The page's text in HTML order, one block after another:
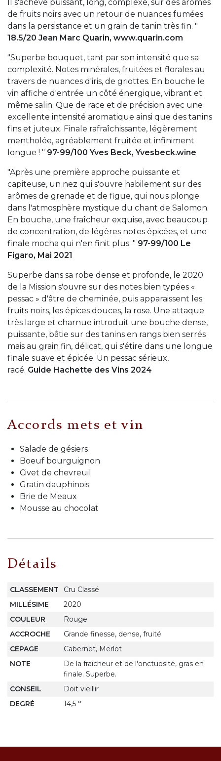
Il s'achève puissant, long, complexe, sur des arômes
de fruits noirs avec un retour de nuances fumées
dans la persistance et un grain de tanin très fin. "
18.5/20 Jean Marc Quarin, www.quarin.com
"Superbe bouquet, tant par son intensité que sa
complexité. Notes minérales, fruitées et florales au
travers de nuances d'iris, de griottes. En bouche le
vin affiche d'entrée un côté énergique, vibrant et
même salin. Que de race et de précision avec une
excellente intensité aromatique ainsi que des tanins
fins et juteux. Finale rafraîchissante, légèrement
mentholée, agréablement fruitée et infiniment
longue ! " 97-99/100 Yves Beck, Yvesbeck.wine
"Après une première approche puissante et
capiteuse, un nez qui s'ouvre habilement sur des
arômes de grenade et de figue, qui nous plonge
dans l'atmosphère mystique du chant de Salomon.
En bouche, une fraîcheur exquise, avec beaucoup
de concentration, de légères notes épicées, et une
finale mocha qui n'en finit plus. " 97-99/100 Le
Figaro, Mai 2021
Superbe dans sa robe dense et profonde, le 2020
de la Mission s'ouvre sur des notes bien typées «
pessac » d'âtre de cheminée, puis apparaissent les
fruits noirs, les épices douces, la rose. Une attaque
très large et charnue introduit une bouche dense,
puissante, bâtie sur des tanins en rangs bien serrés
mais au grain fin, délicat, qui s'étire dans une longue
finale suave et épicée. Un pessac sérieux,
racé. Guide Hachette des Vins 2024
Accords mets et vin
Salade de gésiers
Boeuf bourguignon
Civet de chevreuil
Gratin dauphinois
Brie de Meaux
Mousse au chocolat
Détails
CLASSEMENT
Cru Classé
MILLÉSIME
2020
COULEUR
Rouge
ACCROCHE
Grande finesse, dense, fruité
CEPAGE
Cabernet, Merlot
NOTE
De la fraîcheur et de l'onctuosité, gras en
finale. Superbe.
CONSEIL
Doit vieillir
DEGRÉ
14,5 °